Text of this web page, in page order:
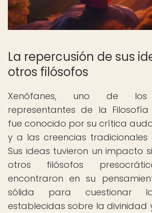
La repercusión de sus
otros filósofos
Xenófanes, uno de los
representantes de la Filosofía
fue conocido por su crítica
y a las creencias tradicionales
Sus ideas tuvieron un impacto
otros filósofos
encontraron en su
sólida para cuestionar
establecidas sobre la divinidad